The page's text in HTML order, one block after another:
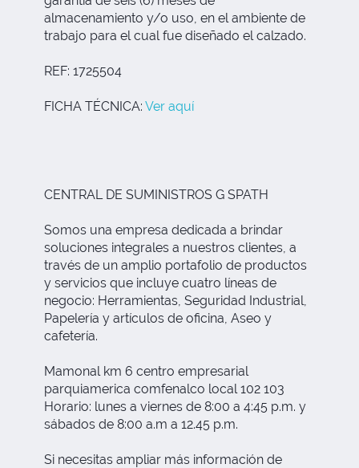
almacenamiento y/o uso, en el ambiente de
trabajo para el cual fue diseñado el calzado.
REF: 1725504
FICHA TÉCNICA: Ver aquí
CENTRAL DE SUMINISTROS G SPATH
Somos una empresa dedicada a brindar
soluciones integrales a nuestros clientes, a
través de un amplio portafolio de productos
y servicios que incluye cuatro líneas de
negocio: Herramientas, Seguridad Industrial,
Papelería y artículos de oficina, Aseo y
cafetería.
Mamonal km 6 centro empresarial
parquiamerica comfenalco local 102 103
Horario: lunes a viernes de 8:00 a 4:45 p.m. y
sábados de 8:00 a.m a 12.45 p.m.
Si necesitas ampliar más información de